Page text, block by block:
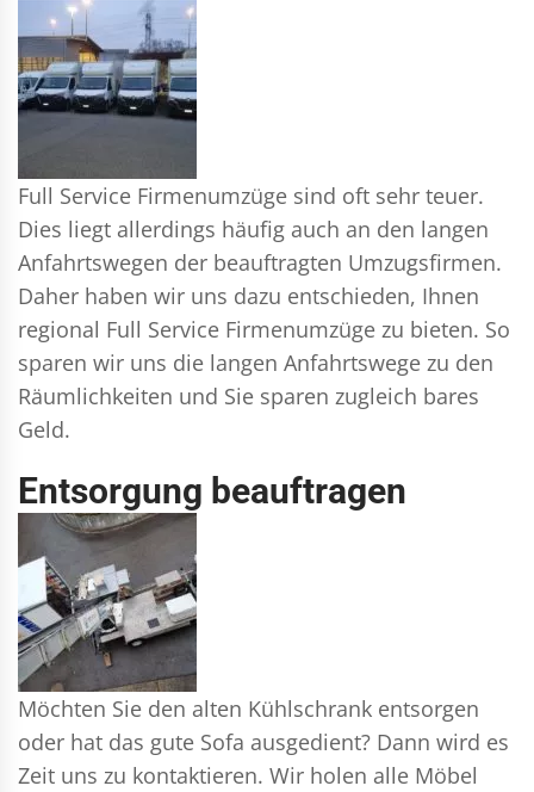
Full Service Firmenumzüge sind oft sehr teuer.
Dies liegt allerdings häufig auch an den langen
Anfahrtswegen der beauftragten Umzugsfirmen.
Daher haben wir uns dazu entschieden, Ihnen
regional Full Service Firmenumzüge zu bieten. So
sparen wir uns die langen Anfahrtswege zu den
Räumlichkeiten und Sie sparen zugleich bares
Geld.
Entsorgung beauftragen
Möchten Sie den alten Kühlschrank entsorgen
oder hat das gute Sofa ausgedient? Dann wird es
Zeit uns zu kontaktieren. Wir holen alle Möbel